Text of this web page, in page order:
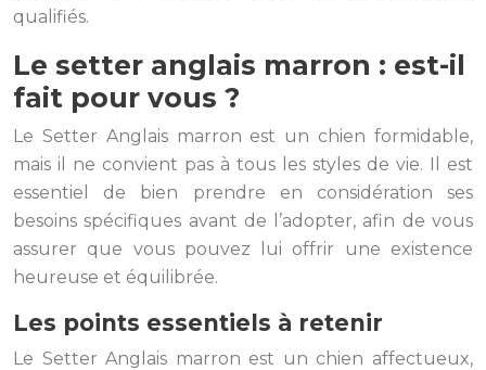
qualifiés.
Le setter anglais marron : est-il
fait pour vous ?
Le Setter Anglais marron est un chien formidable,
mais il ne convient pas à tous les styles de vie. Il est
essentiel de bien prendre en considération ses
besoins spécifiques avant de l’adopter, afin de vous
assurer que vous pouvez lui offrir une existence
heureuse et équilibrée.
Les points essentiels à retenir
Le Setter Anglais marron est un chien affectueux,